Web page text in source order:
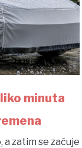
minuta
zatim se začuje